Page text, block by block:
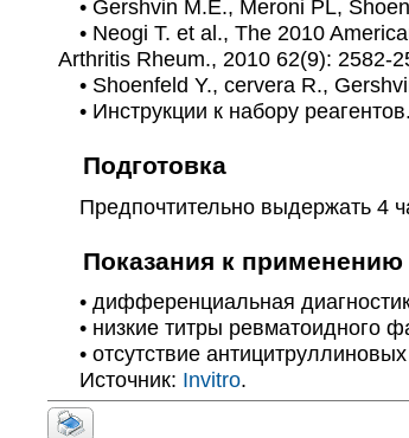
• Gershvin M.E., Meroni PL,
• Neogi T. et al., The 2010
Arthritis Rheum., 2010 62(9): 2582-
• Shoenfeld Y., сervera R.,
• Инструкции к набору реагентов.
Подготовка
Предпочтительно выдержать 4
Показания к применению
• дифференциальная
• низкие титры ревматоидного
• отсутствие
Источник: Invitro.